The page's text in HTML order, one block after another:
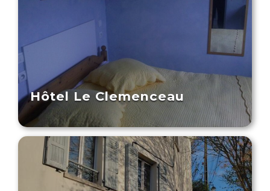
Hôtel Le Clemenceau